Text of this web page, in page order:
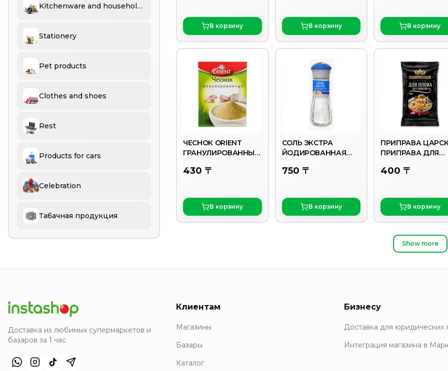
Kitchenware and household goods
Stationery
Pet products
Clothes and shoes
Rest
Products for cars
Celebration
Табачная продукция
В корзину В корзину В корзину
ЧЕСНОК ORIENT
ГРАНУЛИРОВАННЫЙ
430 〒
В корзину
СОЛЬ ЭКСТРА
ЙОДИРОВАННАЯ
750 〒
В корзину
ПРИПРАВА
ПРИПРАВА ДЛЯ
УЗБЕКСКИ 30ГР
400 〒
В корзину
Show more
Доставка из любимых супермаркетов и
базаров за 1 час
Клиентам
Магазины
Базары
Каталог
Бизнесу
Доставка для юридических
Интеграция магазина в